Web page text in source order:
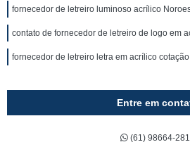
fornecedor de letreiro luminoso acrílico
contato de fornecedor de letreiro de logo em
fornecedor de letreiro letra em acrílico
Entre em
(61) 98664-